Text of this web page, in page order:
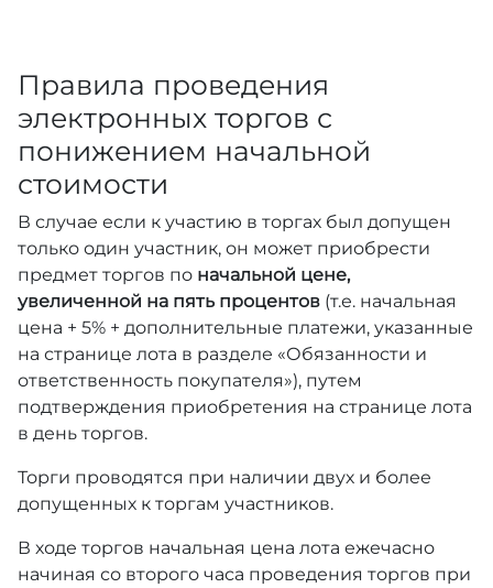
Правила проведения
электронных торгов с
понижением начальной
стоимости
В случае если к участию в торгах был допущен
только один участник, он может приобрести
предмет торгов по начальной цене,
увеличенной на пять процентов (т.е. начальная
цена + 5% + дополнительные платежи, указанные
на странице лота в разделе «Обязанности и
ответственность покупателя»), путем
подтверждения приобретения на странице лота
в день торгов.
Торги проводятся при наличии двух и более
допущенных к торгам участников.
В ходе торгов начальная цена лота ежечасно
начиная со второго часа проведения торгов при